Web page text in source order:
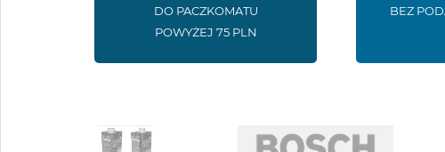
DO PACZKOMATU
POWYŻEJ 75 PLN
BEZ